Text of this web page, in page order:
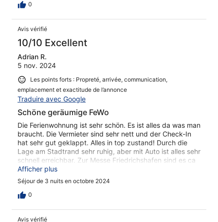
0
Avis vérifié
10/10 Excellent
Adrian R.
5 nov. 2024
Les points forts : Propreté, arrivée, communication,
emplacement et exactitude de l’annonce
Traduire avec Google
Schöne geräumige FeWo
Die Ferienwohnung ist sehr schön. Es ist alles da was man
braucht. Die Vermieter sind sehr nett und der Check-In
hat sehr gut geklappt. Alles in top zustand! Durch die
Lage am Stadtrand sehr ruhig, aber mit Auto ist alles sehr
schnell erreichbar. Zur Messe Friedrichshafen sind es ca
20 min.
Afficher plus
Séjour de 3 nuits en octobre 2024
0
Avis vérifié